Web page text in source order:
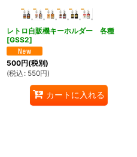
レトロ自販機キーホルダー 各種
[GSS2]
500円(税別)
(税込 : 550円)
カートに入れる